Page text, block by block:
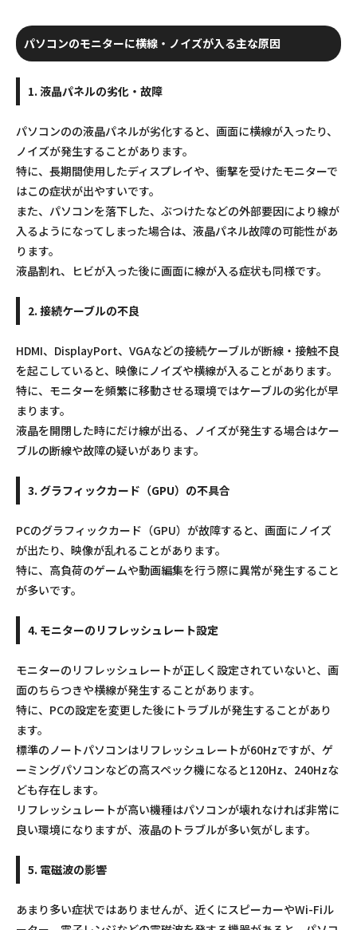
パソコンのモニターに横線・ノイズが入る主な原因
1. 液晶パネルの劣化・故障
パソコンのの液晶パネルが劣化すると、画面に横線が入ったり、
ノイズが発生することがあります。
特に、長期間使用したディスプレイや、衝撃を受けたモニターで
はこの症状が出やすいです。
また、パソコンを落下した、ぶつけたなどの外部要因により線が
入るようになってしまった場合は、液晶パネル故障の可能性があ
ります。
液晶割れ、ヒビが入った後に画面に線が入る症状も同様です。
2. 接続ケーブルの不良
HDMI、DisplayPort、VGAなどの接続ケーブルが断線・接触不良
を起こしていると、映像にノイズや横線が入ることがあります。
特に、モニターを頻繁に移動させる環境ではケーブルの劣化が早
まります。
液晶を開閉した時にだけ線が出る、ノイズが発生する場合はケー
ブルの断線や故障の疑いがあります。
3. グラフィックカード（GPU）の不具合
PCのグラフィックカード（GPU）が故障すると、画面にノイズ
が出たり、映像が乱れることがあります。
特に、高負荷のゲームや動画編集を行う際に異常が発生すること
が多いです。
4. モニターのリフレッシュレート設定
モニターのリフレッシュレートが正しく設定されていないと、画
面のちらつきや横線が発生することがあります。
特に、PCの設定を変更した後にトラブルが発生することがあり
ます。
標準のノートパソコンはリフレッシュレートが60Hzですが、ゲ
ーミングパソコンなどの高スペック機になると120Hz、240Hzな
ども存在します。
リフレッシュレートが高い機種はパソコンが壊れなければ非常に
良い環境になりますが、液晶のトラブルが多い気がします。
5. 電磁波の影響
あまり多い症状ではありませんが、近くにスピーカーやWi-Fiル